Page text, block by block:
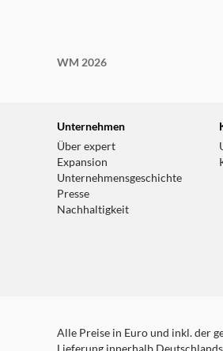
WM 2026
Unternehmen
Über expert
Expansion
Unternehmensgeschichte
Presse
Nachhaltigkeit
Alle Preise in Euro und inkl. der
Lieferung innerhalb Deutschlands.